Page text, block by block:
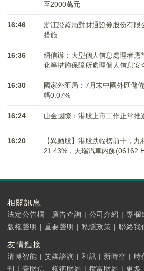
至2000萬元
16:46
浙江證監局對財通證券股份有限
措施
16:36
網信辦：大型個人信息處理者應
化等措施保障所處理個人信息安
16:30
國家外匯局：7月末中國外匯儲
幅0.07%
16:24 山金國際：港股上市工作正常推
16:20
【異動股】港股跌幅榜前十，
21.43%，天瑞汽車内飾
相關訊息
法定公告欄 | 廣告查詢 | 公司介紹 | 專欄
版權聲明 | 重要聲明 | 私隱政策 | 聯絡我
友情鏈接
清博智能 | 艾媒諮詢 | 和訊 | 新時空 | 時
刊
| 壹財信 | 權衡財經 | 攬富財經 | 更多